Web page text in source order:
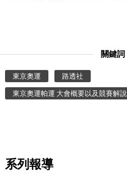
家庭
關鍵詞
東京奧運 路透社
東京奧運帕運 大會概要以及競賽解說
系列報導